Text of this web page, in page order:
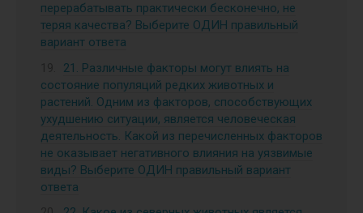
перерабатывать практически бесконечно, не
теряя качества? Выберите ОДИН правильный
вариант ответа
21. Различные факторы могут влиять на
состояние популяций редких животных и
растений. Одним из факторов, способствующих
ухудшению ситуации, является человеческая
деятельность. Какой из перечисленных факторов
не оказывает негативного влияния на уязвимые
виды? Выберите ОДИН правильный вариант
ответа